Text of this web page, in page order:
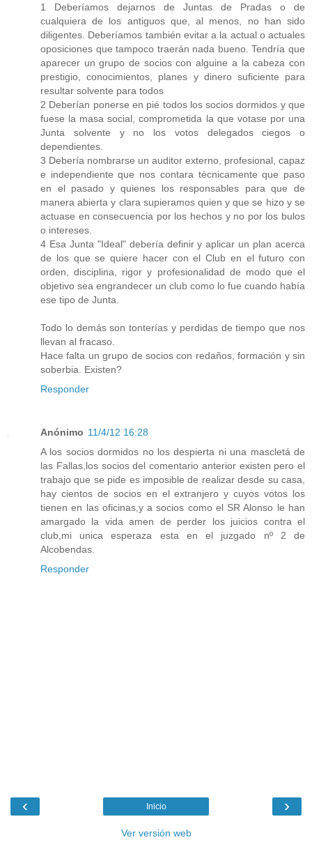
1 Deberíamos dejarnos de Juntas de Pradas o de
cualquiera de los antiguos que, al menos, no han sido
diligentes. Deberíamos también evitar a la actual o actuales
oposiciones que tampoco traerán nada bueno. Tendría que
aparecer un grupo de socios con alguine a la cabeza con
prestigio, conocimientos, planes y dinero suficiente para
resultar solvente para todos
2 Deberían ponerse en pié todos los socios dormidos y que
fuese la masa social, comprometida la que votase por una
Junta solvente y no los votos delegados ciegos o
dependientes.
3 Debería nombrarse un auditor externo, profesional, capaz
e independiente que nos contara técnicamente que paso
en el pasado y quienes los responsables para que de
manera abierta y clara supieramos quien y que se hizo y se
actuase en consecuencia por los hechos y no por los bulos
o intereses.
4 Esa Junta "Ideal" debería definir y aplicar un plan acerca
de los que se quiere hacer con el Club en el futuro con
orden, disciplina, rigor y profesionalidad de modo que el
objetivo sea engrandecer un club como lo fue cuando había
ese tipo de Junta.
Todo lo demás son tonterías y perdidas de tiempo que nos
llevan al fracaso.
Hace falta un grupo de socios con redaños, formación y sin
soberbia. Existen?
Responder
Anónimo 11/4/12 16:28
A los socios dormidos no los despierta ni una mascletá de
las Fallas,los socios del comentario anterior existen pero el
trabajo que se pide es imposible de realizar desde su casa,
hay cientos de socios en el extranjero y cuyos votos los
tienen en las oficinas,y a socios como el SR Alonso le han
amargado la vida amen de perder los juicios contra el
club,mi unica esperaza esta en el juzgado nº 2 de
Alcobendas.
Responder
‹ ›
Inicio
Ver versión web